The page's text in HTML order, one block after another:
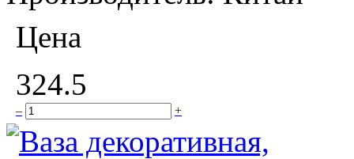
Цена
324.5
– +